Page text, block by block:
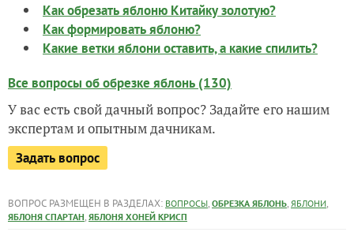
Как обрезать яблоню Китайку золотую?
Как формировать яблоню?
Какие ветки яблони оставить, а какие спилить?
Все вопросы об обрезке яблонь (130)
У вас есть свой дачный вопрос? Задайте его нашим
экспертам и опытным дачникам.
Задать вопрос
ВОПРОС РАЗМЕЩЕН В РАЗДЕЛАХ: ВОПРОСЫ, ОБРЕЗКА ЯБЛОНЬ, ЯБЛОНИ,
ЯБЛОНЯ СПАРТАН, ЯБЛОНЯ ХОНЕЙ КРИСП